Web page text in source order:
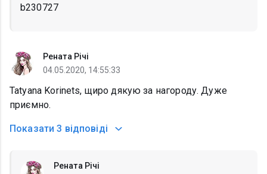
b230727
Рената Річі
04.05.2020, 14:55:33
Tatyana Korinets, щиро дякую за нагороду. Дуже
приємно.
Показати 3 відповіді
Рената Річі